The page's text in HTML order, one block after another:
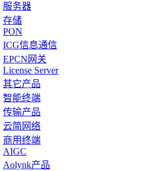
服务器
存储
PON
ICG信息通信
EPCN网关
License Server
其它产品
智能终端
传输产品
云简网络
商用终端
AIGC
Aolynk产品